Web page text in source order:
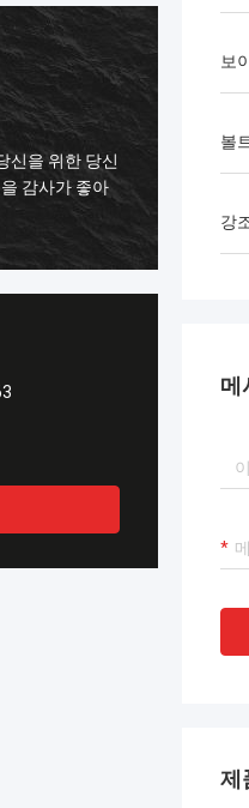
비슷한 사각 헤드 부츠를 구입하
앱에아란스는 매우 높습니다,
기에는 너무 좋은고 지금 지치
문에 부츠가 그러한 스타일, 이
으로 시행할 것입니다...
보
볼
강
메
제